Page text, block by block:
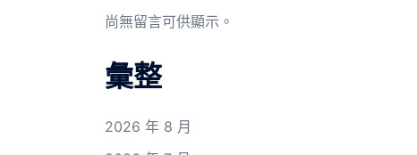
尚無留言可供顯示。
彙整
2026 年 8 月